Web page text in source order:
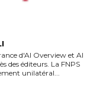
d'AI Overview et AI
des éditeurs. La FNPS
unilatéral...